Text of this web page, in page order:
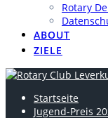
Rotary
ABOUT
ZIELE
Startseite
Jugend-Preis